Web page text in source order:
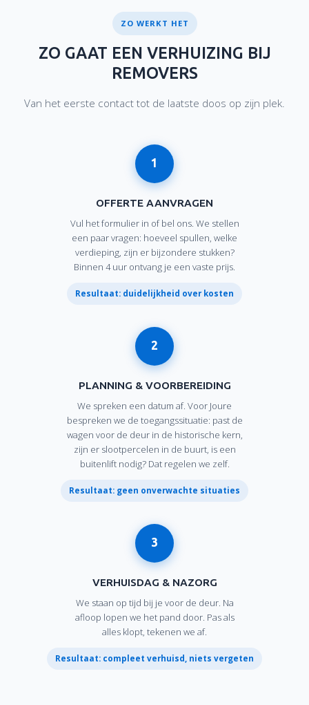
ZO WERKT HET
ZO GAAT EEN VERHUIZING BIJ
REMOVERS
Van het eerste contact tot de laatste doos op zijn plek.
1
OFFERTE AANVRAGEN
Vul het formulier in of bel ons. We stellen
een paar vragen: hoeveel spullen, welke
verdieping, zijn er bijzondere stukken?
Binnen 4 uur ontvang je een vaste prijs.
Resultaat: duidelijkheid over kosten
2
PLANNING & VOORBEREIDING
We spreken een datum af. Voor Joure
bespreken we de toegangssituatie: past de
wagen voor de deur in de historische kern,
zijn er slootpercelen in de buurt, is een
buitenlift nodig? Dat regelen we zelf.
Resultaat: geen onverwachte situaties
3
VERHUISDAG & NAZORG
We staan op tijd bij je voor de deur. Na
afloop lopen we het pand door. Pas als
alles klopt, tekenen we af.
Resultaat: compleet verhuisd, niets vergeten